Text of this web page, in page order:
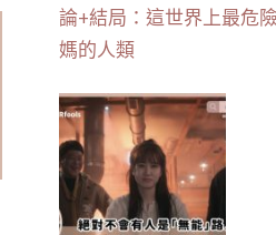
論+結局：這世界上最危
媽的人類